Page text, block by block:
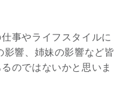
事やライフスタイルに
響、姉妹の影響など皆
のではないかと思いま